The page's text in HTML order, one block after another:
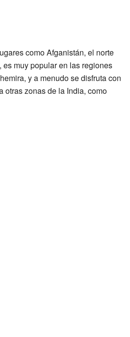
como Afganistán, el norte
muy popular en las regiones
y a menudo se disfruta con
otras zonas de la India, como